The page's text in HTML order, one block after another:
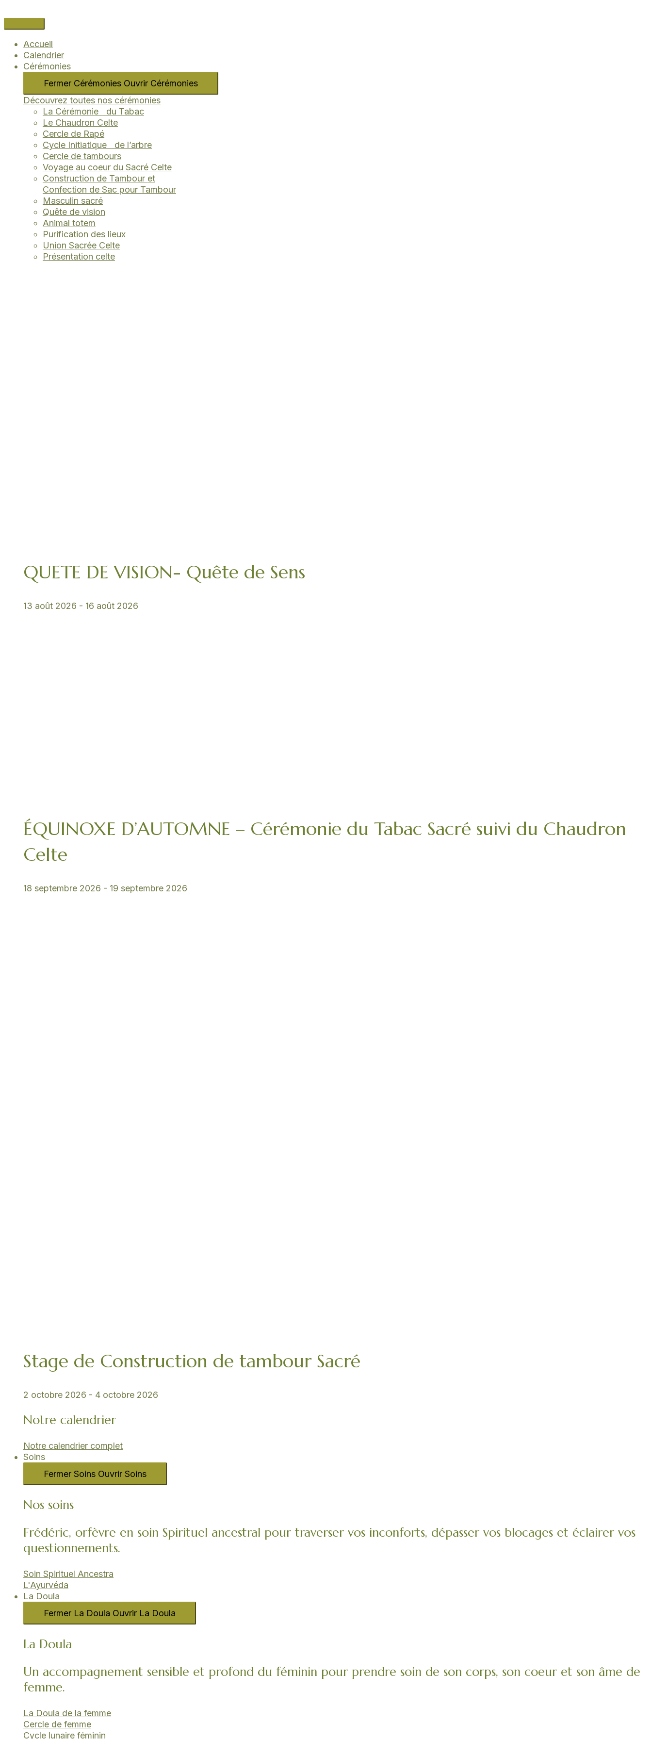
au
contenu
Accueil
Calendrier
Cérémonies
Fermer Cérémonies Ouvrir Cérémonies
Découvrez toutes nos cérémonies
La Cérémonie du Tabac
Le Chaudron Celte
Cercle de Rapé
Cycle Initiatique de l’arbre
Cercle de tambours
Voyage au coeur du Sacré Celte
Construction de Tambour et
Confection de Sac pour Tambour
Masculin sacré
Quête de vision
Animal totem
Purification des lieux
Union Sacrée Celte
Présentation celte
QUETE DE VISION- Quête de Sens
13 août 2026 - 16 août 2026
ÉQUINOXE D’AUTOMNE – Cérémonie du Tabac Sacré suivi du Chaudron
Celte
18 septembre 2026 - 19 septembre 2026
Stage de Construction de tambour Sacré
2 octobre 2026 - 4 octobre 2026
Notre calendrier
Notre calendrier complet
Soins
Fermer Soins Ouvrir Soins
Nos soins
Frédéric, orfèvre en soin Spirituel ancestral pour traverser vos inconforts, dépasser vos blocages et éclairer vos
questionnements.
Soin Spirituel Ancestra
L'Ayurvéda​
La Doula
Fermer La Doula Ouvrir La Doula
La Doula
Un accompagnement sensible et profond du féminin pour prendre soin de son corps, son coeur et son âme de
femme.
La Doula de la femme
Cercle de femme​
Cycle lunaire féminin​
des
articles